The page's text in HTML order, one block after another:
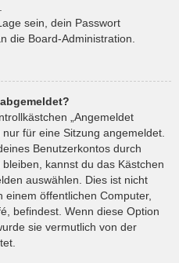
sein, dein Passwort
die Board-Administration.
„Angemeldet
für eine Sitzung angemeldet.
Benutzerkontos durch
kannst du das Kästchen
auswählen. Dies ist nicht
öffentlichen Computer,
befindest. Wenn diese Option
sie vermutlich von der